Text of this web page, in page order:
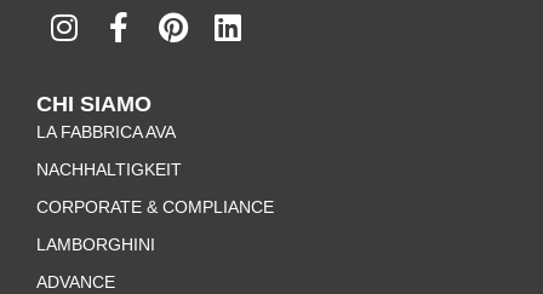
n
s
a
g
r
a
m
a
c
b
o
o
k
-
f
i
n
r
e
s
i
n
n
CHI SIAMO
LA FABBRICA AVA
NACHHALTIGKEIT
CORPORATE & COMPLIANCE
LAMBORGHINI
ADVANCE